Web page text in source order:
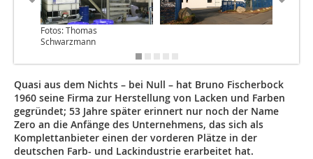
Fotos: Thomas
Schwarzmann
Quasi aus dem Nichts – bei Null – hat Bruno Fischerbock
1960 seine Firma zur Herstellung von Lacken und Farben
gegründet; 53 Jahre später erinnert nur noch der Name
Zero an die Anfänge des Unternehmens, das sich als
Komplettanbieter einen der vorderen Plätze in der
deutschen Farb- und Lackindustrie erarbeitet hat.